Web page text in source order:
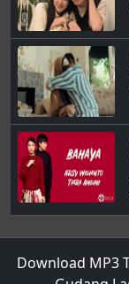
Download MP3